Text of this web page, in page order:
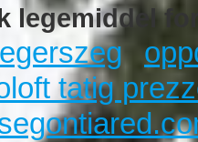
legemiddel
tatig